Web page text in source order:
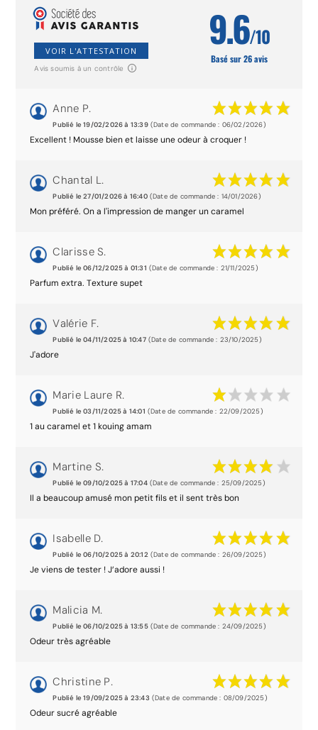
VOIR L'ATTESTATION
Avis soumis à un contrôle
9.6/10
Basé sur 26 avis
Anne P.
Publié le 19/02/2026 à 13:39(Date de commande : 06/02/2026)
Excellent ! Mousse bien et laisse une odeur à croquer !
Chantal L.
Publié le 27/01/2026 à 16:40(Date de commande : 14/01/2026)
Mon préféré. On a l'impression de manger un caramel
Clarisse S.
Publié le 06/12/2025 à 01:31 (Date de commande : 21/11/2025)
Parfum extra. Texture supet
Valérie F.
Publié le 04/11/2025 à 10:47(Date de commande : 23/10/2025)
J'adore
Marie Laure R.
Publié le 03/11/2025 à 14:01 (Date de commande : 22/09/2025)
1 au caramel et 1 kouing amam
Martine S.
Publié le 09/10/2025 à 17:04(Date de commande : 25/09/2025)
Il a beaucoup amusé mon petit fils et il sent très bon
Isabelle D.
Publié le 06/10/2025 à 20:12(Date de commande : 26/09/2025)
Je viens de tester ! J’adore aussi !
Malicia M.
Publié le 06/10/2025 à 13:55(Date de commande : 24/09/2025)
Odeur très agréable
Christine P.
Publié le 19/09/2025 à 23:43 (Date de commande : 08/09/2025)
Odeur sucré agréable